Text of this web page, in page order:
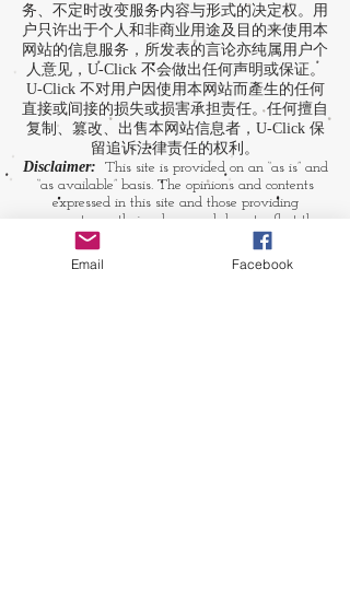
务、不定时改变服务内容与形式的决定权。用
户只许出于个人和非商业用途及目的来使用本
网站的信息服务，所发表的言论亦纯属用户个
人意见，U-Click 不会做出任何声明或保证。
U-Click 不对用户因使用本网站而產生的任何
直接或间接的损失或损害承担责任。任何擅自
复制、篡改、出售本网站信息者，U-Click 保
留追诉法律责任的权利。
Disclaimer: This site is provided on an “as is” and
“as available” basis. The opinions and contents
expressed in this site and those providing
comments are theirs alone, and do not reflect the
opinions of U-Click. U-Click makes no
representation or warranty, whether expressly or
by implication. Neither is U-Click responsible nor
Email Facebook